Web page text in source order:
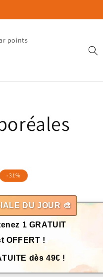
points
-31%
DU JOUR 🎨
1 GRATUIT
OFFERT !
dès 49€ !